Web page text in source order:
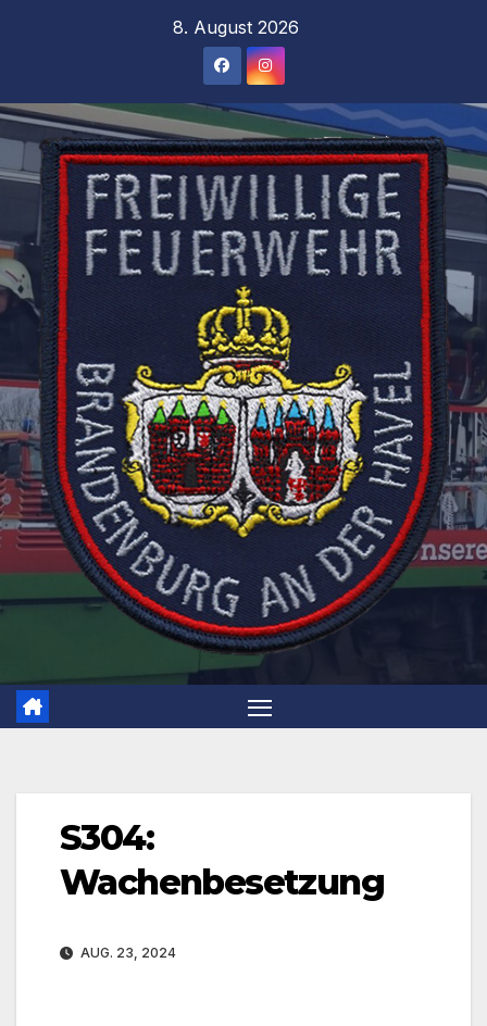
8. August 2026
S304:
Wachenbesetzung
AUG. 23, 2024